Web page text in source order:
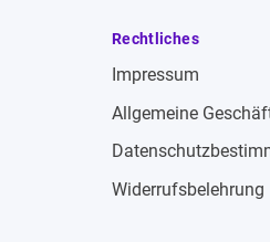
Rechtliches
Impressum
Allgemeine
Widerrufsbelehrung